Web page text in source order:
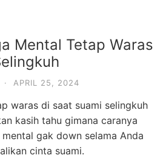
Mental Tetap Waras
· APRIL 25, 2024
waras di saat suami selingkuh
kasih tahu gimana caranya
gak down selama Anda
cinta suami.